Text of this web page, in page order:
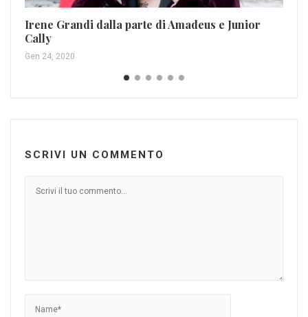
Irene Grandi dalla parte di Amadeus e Junior
Cally
Gen 24, 2020
SCRIVI UN COMMENTO